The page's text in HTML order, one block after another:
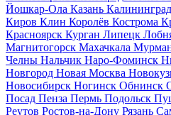
Йошкар-Ола Казань Калининград
Киров Клин Королёв Кострома
Красноярск Курган Липецк
Магнитогорск Махачкала
Челны Нальчик Наро-Фоминск
Новгород Новая Москва
Новосибирск Ногинск Обнинск
Посад Пенза Пермь Подольск
Реутов Ростов-на-Дону Рязань